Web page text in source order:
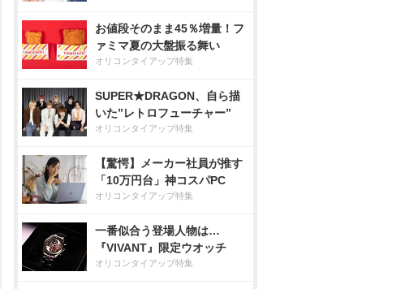
お値段そのまま45％増量！フ
ァミマ夏の大盤振る舞い
オリコンタイアップ特集
SUPER★DRAGON、自ら描
いた”レトロフューチャー”
オリコンタイアップ特集
【驚愕】メーカー社員が推す
「10万円台」神コスパPC
オリコンタイアップ特集
一番似合う登場人物は…
『VIVANT』限定ウオッチ
オリコンタイアップ特集